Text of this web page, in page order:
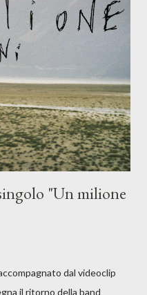
inizia questo concept
la separazione dalla
afoso che opprime,
so che ora è, che giorno
uscire come singolo una
"Un milione
dal videoclip
il ritorno della band